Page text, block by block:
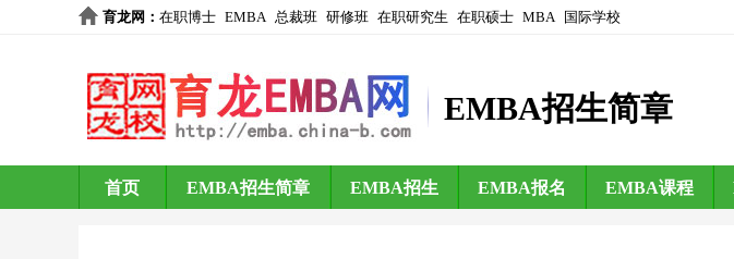
育龙网 ： 在职博士 EMBA 总裁班 研修班 在职研究生 在职硕士 MBA 国际学校
EMBA招生简章
首页 EMBA招生简章 EMBA招生 EMBA报名 EMBA课程